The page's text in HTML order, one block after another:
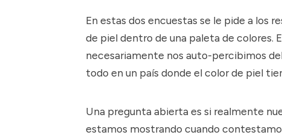
En estas dos encuestas se le pide a los
de piel dentro de una paleta de colores.
necesariamente nos auto-percibimos
todo en un país donde el color de piel
Una pregunta abierta es si realmente
estamos mostrando cuando